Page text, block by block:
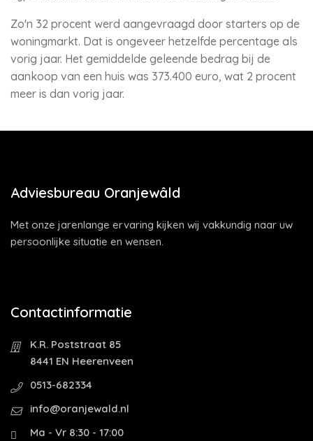
Zo'n 32 procent werd aangevraagd door starters op de
woningmarkt. Dat is ongeveer hetzelfde percentage als
vorig jaar. Het gemiddelde geleende bedrag bij de
aankoop van een huis was 373.400 euro, wat 2 procent
meer is dan vorig jaar.
Adviesbureau Oranjewâld
Met onze jarenlange ervaring kijken wij vakkundig naar uw
persoonlijke situatie en wensen.
Contactinformatie
K.R. Poststraat 85
8441 EN Heerenveen
0513-682334
info@oranjewald.nl
Ma - Vr 8:30 - 17:00